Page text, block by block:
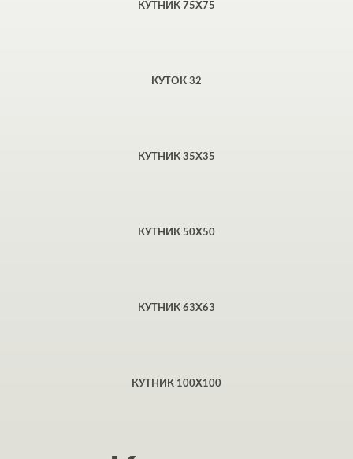
КУТНИК 75Х75
КУТОК 32
КУТНИК 35Х35
КУТНИК 50X50
КУТНИК 63Х63
КУТНИК 100X100